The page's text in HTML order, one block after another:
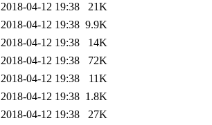
2018-04-12 19:38
21K
2018-04-12 19:38 9.9K
2018-04-12 19:38
14K
2018-04-12 19:38
72K
2018-04-12 19:38
11K
2018-04-12 19:38 1.8K
2018-04-12 19:38
27K